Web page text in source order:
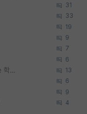
31
33
19
9
7
6
우리나라도 학구 열풍보면 Higher Doctorate 학위가 필요하다고 봅니다. 13
6
9
4